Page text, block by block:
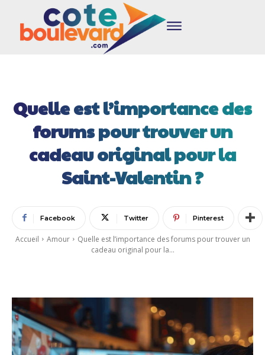
Quelle est l’importance des
forums pour trouver un
cadeau original pour la
Saint-Valentin ?
Facebook Twitter Pinterest
Accueil Amour
Quelle est l’importance des forums pour trouver un
cadeau original pour la...